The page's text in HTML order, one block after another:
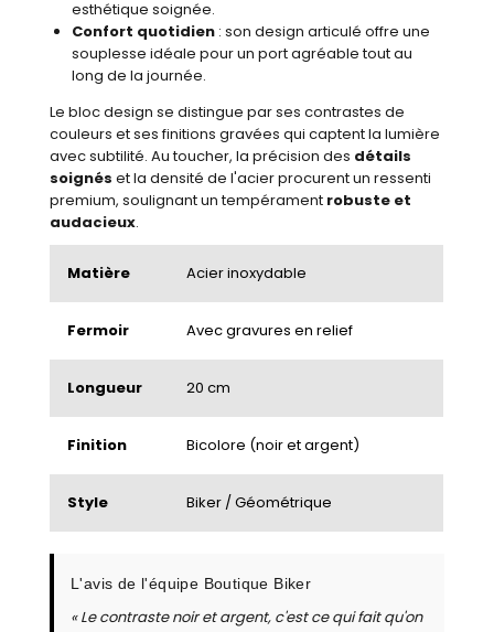
esthétique soignée.
Confort quotidien : son design articulé offre une
souplesse idéale pour un port agréable tout au
long de la journée.
Le bloc design se distingue par ses contrastes de
couleurs et ses finitions gravées qui captent la lumière
avec subtilité. Au toucher, la précision des détails
soignés et la densité de l'acier procurent un ressenti
premium, soulignant un tempérament robuste et
audacieux.
Matière Acier inoxydable
Fermoir Avec gravures en relief
Longueur 20 cm
Finition Bicolore (noir et argent)
Style Biker / Géométrique
L'avis de l'équipe Boutique Biker
« Le contraste noir et argent, c'est ce qui fait qu'on